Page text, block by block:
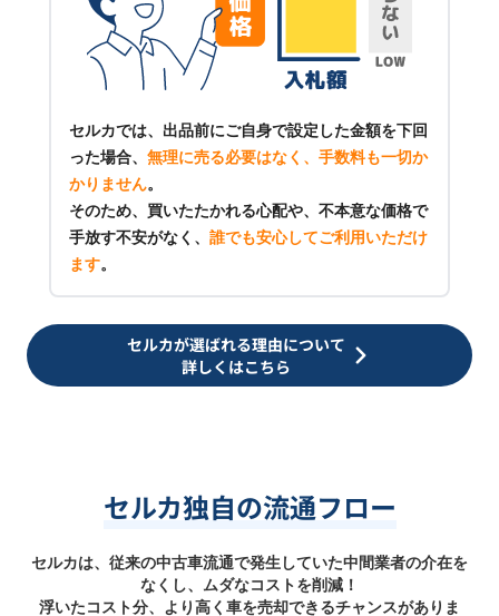
セルカでは、出品前にご自身で設定した金額を下回
った場合、 無理に売る必要はなく、手数料も一切か
かりません。
そのため、買いたたかれる心配や、不本意な価格で
手放す不安がなく、 誰でも安心してご利用いただけ
ます。
セルカが選ばれる理由について
詳しくはこちら
セルカ独自の流通フロー
セルカは、従来の中古車流通で発生していた中間業者の介在を
なくし、ムダなコストを削減！
浮いたコスト分、より高く車を売却できるチャンスがありま